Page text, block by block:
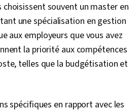
souvent un master en
une spécialisation en gestion
aux employeurs que vous avez
la priorité aux compétences
telles que la budgétisation et
spécifiques en rapport avec les